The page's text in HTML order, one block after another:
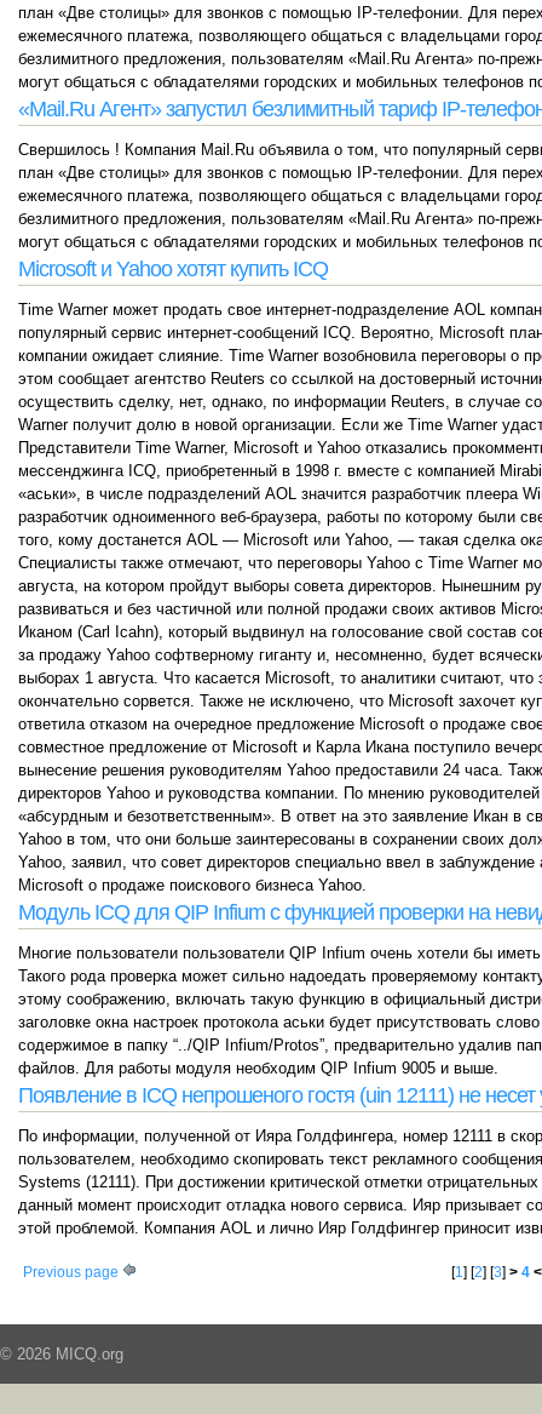
план «Две столицы» для звонков с помощью IP-телефонии. Для
ежемесячного платежа, позволяющего общаться с владельцами
безлимитного предложения, пользователям «Mail.Ru Агента» по-
могут общаться с обладателями городских и мобильных телефонов
«Mail.Ru Агент» запустил безлимитный тариф IP-
Свершилось ! Компания Mail.Ru объявила о том, что популярный
план «Две столицы» для звонков с помощью IP-телефонии. Для
ежемесячного платежа, позволяющего общаться с владельцами
безлимитного предложения, пользователям «Mail.Ru Агента» по-
могут общаться с обладателями городских и мобильных телефонов
Microsoft и Yahoo хотят купить ICQ
Time Warner может продать свое интернет-подразделение AOL
популярный сервис интернет-сообщений ICQ. Вероятно, Microsoft
компании ожидает слияние. Time Warner возобновила переговоры о
этом сообщает агентство Reuters со ссылкой на достоверный
осуществить сделку, нет, однако, по информации Reuters, в случае
Warner получит долю в новой организации. Если же Time Warner
Представители Time Warner, Microsoft и Yahoo отказались
мессенджинга ICQ, приобретенный в 1998 г. вместе с компанией
«аськи», в числе подразделений AOL значится разработчик плеера
разработчик одноименного веб-браузера, работы по которому были
того, кому достанется AOL — Microsoft или Yahoo, — такая сделка
Специалисты также отмечают, что переговоры Yahoo с Time Warner
августа, на котором пройдут выборы совета директоров. Нынешним
развиваться и без частичной или полной продажи своих активов
Иканом (Carl Icahn), который выдвинул на голосование свой состав
за продажу Yahoo софтверному гиганту и, несомненно, будет
выборах 1 августа. Что касается Microsoft, то аналитики считают,
окончательно сорвется. Также не исключено, что Microsoft захочет
ответила отказом на очередное предложение Microsoft о продаже
совместное предложение от Microsoft и Карла Икана поступило
вынесение решения руководителям Yahoo предоставили 24 часа.
директоров Yahoo и руководства компании. По мнению
«абсурдным и безответственным». В ответ на это заявление Икан в
Yahoo в том, что они больше заинтересованы в сохранении своих
Yahoo, заявил, что совет директоров специально ввел в
Microsoft о продаже поискового бизнеса Yahoo.
Модуль ICQ для QIP Infium с функцией проверки на
Многие пользователи пользователи QIP Infium очень хотели бы
Такого рода проверка может сильно надоедать проверяемому
этому соображению, включать такую функцию в официальный
заголовке окна настроек протокола аськи будет присутствовать
содержимое в папку “../QIP Infium/Protos”, предварительно удалив
файлов. Для работы модуля необходим QIP Infium 9005 и выше.
Появление в ICQ непрошеного гостя (uin 12111) не несет
По информации, полученной от Ияра Голдфингера, номер 12111 в
пользователем, необходимо скопировать текст рекламного
Systems (12111). При достижении критической отметки
данный момент происходит отладка нового сервиса. Ияр
этой проблемой. Компания AOL и лично Ияр Голдфингер приносит
Previous page [1 ] [2] [3] > 4 <
© 2026 MICQ.org